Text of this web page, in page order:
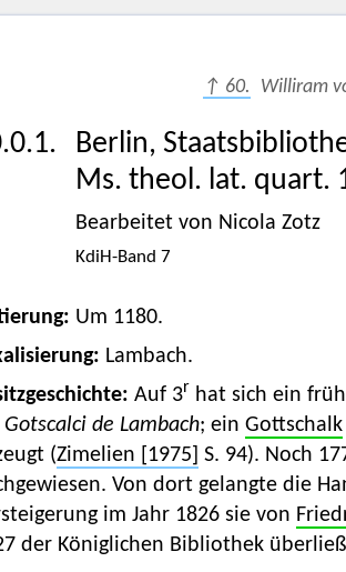
↑ 60. Williram
Berlin,
Ms. theol. lat. quart.
Bearbeitet von Nicola Zotz
KdiH-Band 7
Um 1180.
Lambach.
Auf 3r hat sich ein
de Lambach; ein Gottschalk
(Zimelien [1975] S. 94). Noch
Von dort gelangte die
im Jahr 1826 sie von
der Königlichen Bibliothek